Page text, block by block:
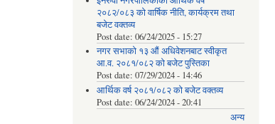
२०८२/०८३ को वार्षिक नीति, कार्यक्रम तथा
बजेट वक्तव्य
Post date: 06/24/2025 - 15:27
नगर सभाको १३ औं अधिवेशनबाट स्वीकृत
आ.व. २०८१/०८२ को बजेट पुस्तिका
Post date: 07/29/2024 - 14:46
आर्थिक वर्ष २०८१/०८२ को बजेट वक्तव्य
Post date: 06/24/2024 - 20:41
अन्य